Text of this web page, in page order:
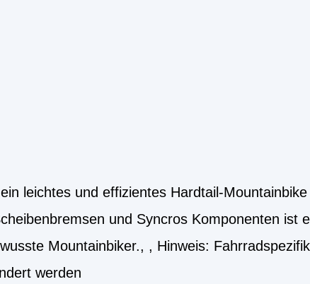
leichtes und effizientes Hardtail-
und Syncros Komponenten ist
Mountainbiker., , Hinweis:
werden